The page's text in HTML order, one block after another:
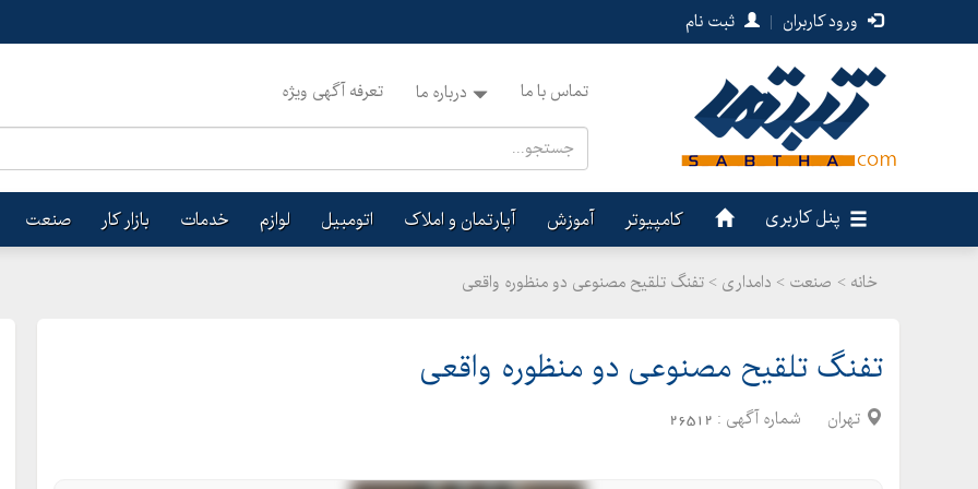
ورود کاربران | ثبت نام
تماس با ما درباره ما تعرفه آگهی ویژه
پنل کاربری کامپیوتر آموزش آپارتمان و املاک اتومبیل لوازم خدمات بازار کار صنعت
خانه > صنعت > دامداری > تفنگ تلقیح مصنوعی دو منظوره واقعی
تفنگ تلقیح مصنوعی دو منظوره واقعی
تهران شماره آگهی : 26512